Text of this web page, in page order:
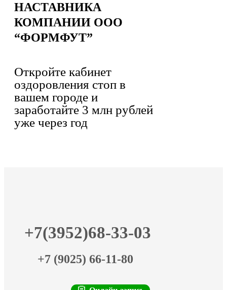
НАСТАВНИКА
КОМПАНИИ ООО
“ФОРМФУТ”
Откройте кабинет
оздоровления стоп в
вашем городе и
заработайте 3 млн рублей
уже через год
+7(3952)68-33-03
+7 (9025) 66-11-80